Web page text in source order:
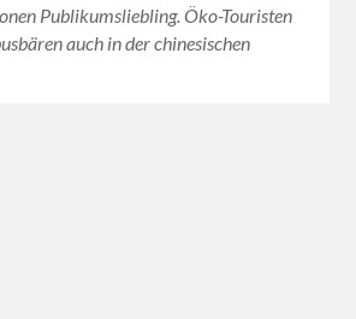
Publikumsliebling. Öko-Touristen
auch in der chinesischen